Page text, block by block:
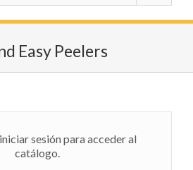
Easy Peelers
sesión para acceder al
catálogo.